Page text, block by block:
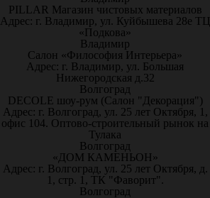
PILLAR Магазин чистовых материалов
Адрес: г. Владимир, ул. Куйбышева 28е ТЦ
«Подкова»
Владимир
Салон «Философия Интерьера»
Адрес: г. Владимир, ул. Большая
Нижегородская д.32
Волгоград
DECOLE шоу-рум (Салон "Декорация")
Адрес: г. Волгоград, ул. 25 лет Октября, 1,
офис 104. Оптово-строительный рынок на
Тулака
Волгоград
«ДОМ КАМЕНЬОН»
Адрес: г. Волгоград, ул. 25 лет Октября, д.
1, стр. 1, ТК "Фаворит".
Волгоград